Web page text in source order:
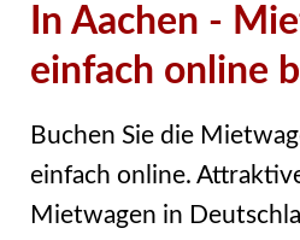
In Aachen -
einfach online
Buchen Sie die
einfach online.
Mietwagen in